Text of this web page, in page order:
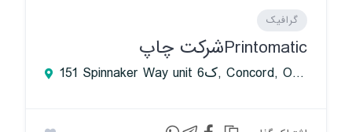
گرافیک
Printomaticشرکت چاپ
151 Spinnaker Way unit 6ک, Concord, Ontario L4K 4C3, Canada